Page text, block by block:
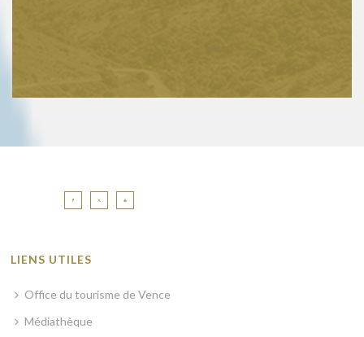
LIENS UTILES
Office du tourisme de Vence
Médiathèque